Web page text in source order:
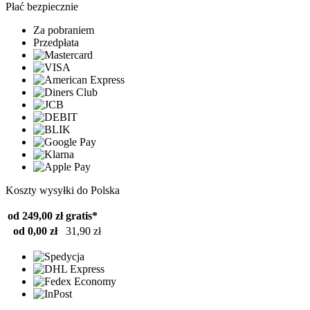
Płać bezpiecznie
Za pobraniem
Przedpłata
Koszty wysyłki do Polska
od 249,00 zł gratis*
od 0,00 zł
31,90 zł